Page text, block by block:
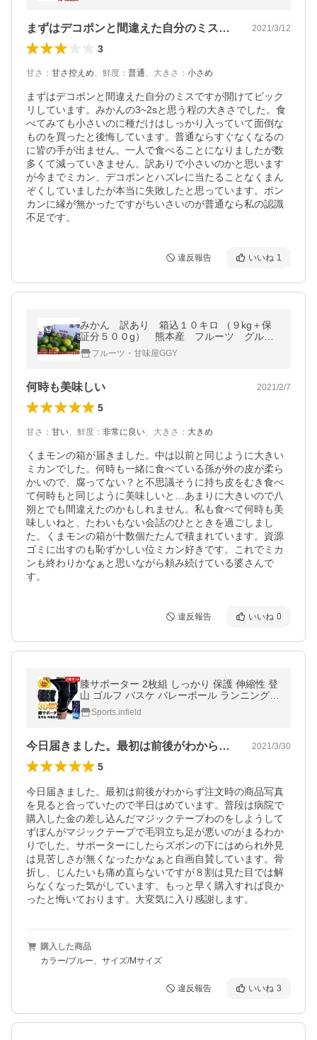
まずはデコポンと間違えた自分のミスです… 2021/3/12
3
甘さ ： 甘さ控えめ、 鮮度 ： 普通、 大きさ ： 小さめ
まずはデコポンと間違えた自分のミスですが開けてビック
リしています。みかんの3~2sと思う程の大きさでした。食
べてみても小さいのに種だけはしっかり入っていて面倒な
ものを買ったと後悔しています。普通ならすぐなくなるの
に皆の手が出ません。一人で食べることになりましたが数
多くて減っていきません。訳ありで小さいのかと思います
が今までミカン、デコポンとハズレに当たることなくまん
ぞくしていましたが本当に失敗したと思っています。ポン
カンに縁が無かったですがちいさいのが普通なら私の認識
不足です。
違反報告 いいね 1
みかん 訳あり 箱込１０キロ （９kg＋保
証分５００g） 熊本産 フルーツ グルメ
みかん ミカン 蜜柑
フルーツ・甘味屋GGY
何時も美味しい 2021/2/7
5
甘さ ： 甘い、 鮮度 ： 非常に良い、 大きさ ： 大きめ
くまモンの箱が届きました。中は以前と同じように大きい
ミカンでした。何時も一緒に食べている孫が外の皮が柔ら
かいので、腐ってない？と不思議そうに持ち皮をむき食べ
て何時もと同じように美味しいと…あまりに大きいので八
朔とでも間違えたのかもしれません。私も食べて何時も美
味しいねと、たわいもない会話のひとときを過ごしまし
た。くまモンの箱が十数個たたんで積まれています。資源
ゴミに出すのも恥ずかしい位ミカン好きです。これでミカ
ンも終わりかなぁと思いながら頼み続けている婆さんで
す。
違反報告 いいね 0
膝サポーター 2枚組 しっかり 保護 伸縮性 登
山 ゴルフ バスケ バレーボール ランニング
ジュニア 高齢者 カーフスリーブ 両足入り マ
ラソン
Sports.infield
今日届きました。最初は前後がわからず注… 2021/3/30
5
今日届きました。最初は前後がわからず注文時の商品写真
を見ると合っていたので半日はめています。普段は病院で
購入した金の差し込んだマジックテープわのをしようして
ずぼんがマジックテープで毛羽立ち足が悪いのがまるわか
りでした。サポーターにしたらズボンの下にはめられ外見
は見苦しさが無くなったかなぁと自画自賛しています。骨
折し、じんたいも痛め直らないですが８割は見た目では解
らなくなった気がしています。もっと早く購入すれば良か
ったと悔いております。大変気に入り感謝します。
購入した商品
カラー/ブルー、サイズ/Mサイズ
違反報告 いいね 3